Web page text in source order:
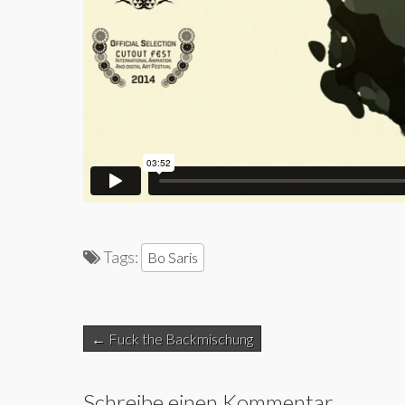
Tags: Bo Saris
Post
navigation
← Fuck the Backmischung